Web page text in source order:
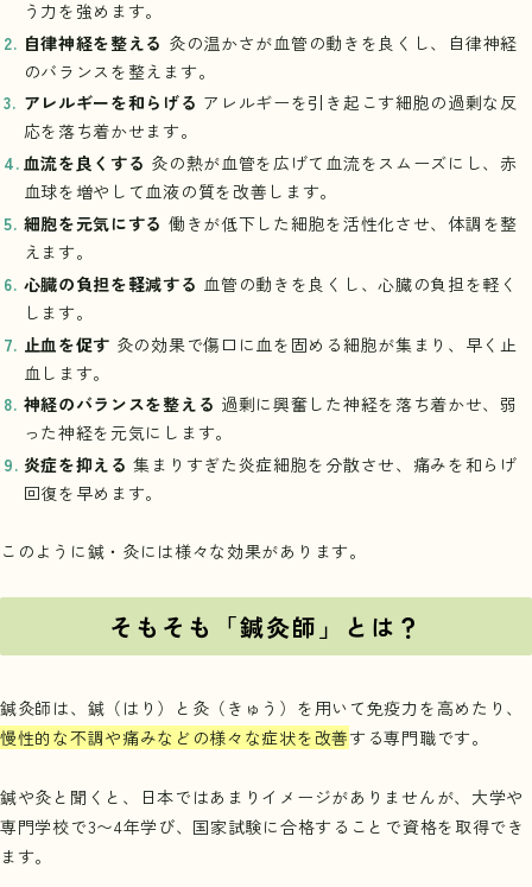
う力を強めます。
自律神経を整える 灸の温かさが血管の動きを良くし、自律神経
のバランスを整えます。
アレルギーを和らげる アレルギーを引き起こす細胞の過剰な反
応を落ち着かせます。
血流を良くする 灸の熱が血管を広げて血流をスムーズにし、赤
血球を増やして血液の質を改善します。
細胞を元気にする 働きが低下した細胞を活性化させ、体調を整
えます。
心臓の負担を軽減する 血管の動きを良くし、心臓の負担を軽く
します。
止血を促す 灸の効果で傷口に血を固める細胞が集まり、早く止
血します。
神経のバランスを整える 過剰に興奮した神経を落ち着かせ、弱
った神経を元気にします。
炎症を抑える 集まりすぎた炎症細胞を分散させ、痛みを和らげ
回復を早めます。
このように鍼・灸には様々な効果があります。
そもそも「鍼灸師」とは？
鍼灸師は、鍼（はり）と灸（きゅう）を用いて免疫力を高めたり、
慢性的な不調や痛みなどの様々な症状を改善する専門職です。
鍼や灸と聞くと、日本ではあまりイメージがありませんが、大学や
専門学校で3〜4年学び、国家試験に合格することで資格を取得でき
ます。